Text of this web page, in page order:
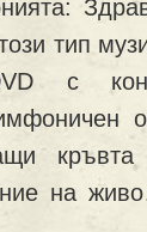
тип
с
кръвта
на